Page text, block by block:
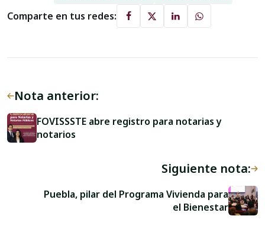
Comparte en tus redes:
Nota anterior:
FOVISSSTE abre registro para notarias y
notarios
Siguiente nota:
Puebla, pilar del Programa Vivienda para
el Bienestar